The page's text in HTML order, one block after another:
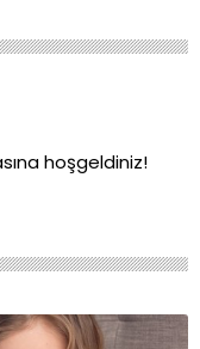
hoşgeldiniz!